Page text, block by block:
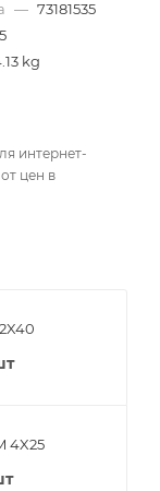
— 73181535
kg
интернет-
цен в
4X25